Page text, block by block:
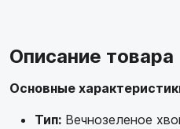
Описание товара
Основные
Тип: Вечнозеленое